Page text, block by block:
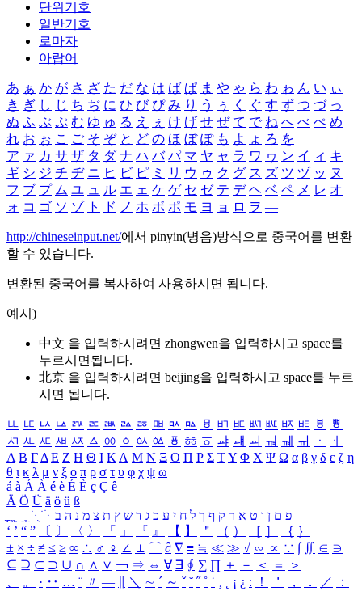
단위기호
일반기호
로마자
아랍어
あ ぁ か が さ ざ た だ な は ば ぱ ま や ゃ ら わ ゎ ん い ぃ
き ぎ し じ ち ぢ に ひ び ぴ み り う ぅ く ぐ す ず つ づ っ
ぬ ふ ぶ ぷ む ゆ ゅ る え ぇ け げ せ ぜ て で ね へ べ ぺ め
れ お ぉ こ ご そ ぞ と ど の ほ ぼ ぽ も よ ょ ろ を
ア ァ カ サ ザ タ ダ ナ ハ バ パ マ ヤ ャ ラ ワ ヮ ン イ ィ キ
ギ シ ジ チ ヂ ニ ヒ ビ ピ ミ リ ウ ゥ ク グ ス ズ ツ ヅ ッ ヌ
フ ブ プ ム ユ ュ ル エ ェ ケ ゲ セ ゼ テ デ ヘ ベ ペ メ レ オ
ォ コ ゴ ソ ゾ ト ド ノ ホ ボ ポ モ ヨ ョ ロ ヲ ―
http://chineseinput.net/에서 pinyin(병음)방식으로 중국어를 변환
할 수 있습니다.
변환된 중국어를 복사하여 사용하시면 됩니다.
예시)
中文 을 입력하시려면 zhongwen을 입력하시고 space를
누르시면됩니다.
北京 을 입력하시려면 beijing을 입력하시고 space를 누르
시면 됩니다.
ㅥ ㅦ ㅧ ㅨ ㅩ ㅪ ㅫ ㅬ ㅭ ㅮ ㅯ ㅰ ㅱ ㅲ ㅳ ㅴ ㅵ ㅶ ㅷ ㅸ
ㅹ
ㅺ ㅻ ㅼ ㅽ ㅾ ㅿ ㆀ ㆁ ㆂ ㆃ ㆄ ㆅ ㆆ ㆇ ㆈ ㆉ ㆊ ㆋ ㆌ ㆍ
ㆎ
Α Β ΓΔ Ε Ζ Η Θ Ι ΚΛ Μ Ν Ξ Ο Π Ρ Σ ΤΥ Φ Χ Ψ Ω α β γ δ ε ζ η
θ ι κ λ μ ν ξ ο π ρ σ τ υ φ χ ψ ω
á à Á À é è É È ç Ç ê
Ä Ö Ü ä ö ü ß
ִֶֹ ֻּ ׁׂ פ ם ן ו ט א ר ק ף ך ל ח י ע כ ג ד ש ץ ת צ מ נ ה ב
‘ ’ “ ” 〔 〕 〈 〉 「 」 『 』 【 】 ＂ （ ） ［ ］ ｛ ｝
± × ÷ ≠ ≤ ≥ ∞ ∴ ♂ ♀ ∠ ⊥ ⌒ ∂ ∇ ≡ ≒ ≪ ≫ √ ∽ ∝ ∵ ∫ ∬ ∈ ∋
⊆ ⊇ ⊂ ⊃ ∪ ∩ ∧ ∨ ￢ ⇒ ⇔ ∀ ∃ ∮ ∑ ∏ ＋ － ＜ ＝
＞
、
。 · ‥ … ¨ 〃 ― ＼ ∼ ´ ～ ˇ ˘ ˝ ˚ ˙ ¸ ¡ ¿ ː ！ ＇ ， ． ／
：